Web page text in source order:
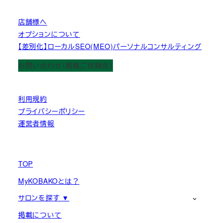
店舗様へ
オプションについて
【差別化】ローカルSEO(MEO)パーソナルコンサルティング
お問い合わせ（掲載ご依頼含）
利用規約
プライバシーポリシー
運営者情報
TOP
MyKOBAKOとは？
サロンを探す ▼
掲載について